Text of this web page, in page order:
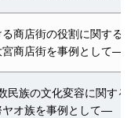
商店街の役割に関する
商店街を事例として―
民族の文化変容に関する
オ族を事例として―